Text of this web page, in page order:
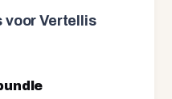
voor Vertellis